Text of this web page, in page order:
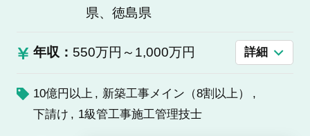
県、徳島県
年収： 550万円～1,000万円 詳細
10億円以上
新築工事メイン（8割以上）
下請け
1級管工事施工管理技士